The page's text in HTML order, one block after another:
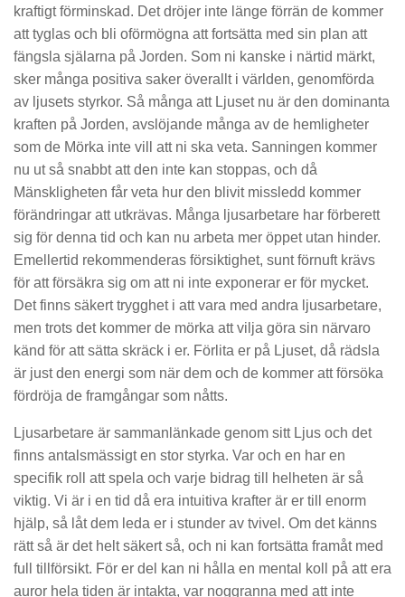
kraftigt förminskad. Det dröjer inte länge förrän de kommer
att tyglas och bli oförmögna att fortsätta med sin plan att
fängsla själarna på Jorden. Som ni kanske i närtid märkt,
sker många positiva saker överallt i världen, genomförda
av ljusets styrkor. Så många att Ljuset nu är den dominanta
kraften på Jorden, avslöjande många av de hemligheter
som de Mörka inte vill att ni ska veta. Sanningen kommer
nu ut så snabbt att den inte kan stoppas, och då
Mänskligheten får veta hur den blivit missledd kommer
förändringar att utkrävas. Många ljusarbetare har förberett
sig för denna tid och kan nu arbeta mer öppet utan hinder.
Emellertid rekommenderas försiktighet, sunt förnuft krävs
för att försäkra sig om att ni inte exponerar er för mycket.
Det finns säkert trygghet i att vara med andra ljusarbetare,
men trots det kommer de mörka att vilja göra sin närvaro
känd för att sätta skräck i er. Förlita er på Ljuset, då rädsla
är just den energi som när dem och de kommer att försöka
fördröja de framgångar som nåtts.
Ljusarbetare är sammanlänkade genom sitt Ljus och det
finns antalsmässigt en stor styrka. Var och en har en
specifik roll att spela och varje bidrag till helheten är så
viktig. Vi är i en tid då era intuitiva krafter är er till enorm
hjälp, så låt dem leda er i stunder av tvivel. Om det känns
rätt så är det helt säkert så, och ni kan fortsätta framåt med
full tillförsikt. För er del kan ni hålla en mental koll på att era
auror hela tiden är intakta, var noggranna med att inte